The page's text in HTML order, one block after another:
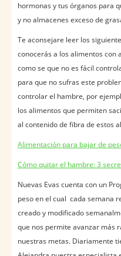
hormonas y tus órganos para
y no almacenes exceso de
Te aconsejare leer los
conocerás a los alimentos con
como se que no es fácil
para que no sufras este
controlar el hambre, por
los alimentos que permiten
al contenido de fibra de estos
Alimentación para bajar de
Cómo quitar el hambre: 3
Nuevas Evas cuenta con un
peso en el cual cada semana
creado y modificado
que nos permite avanzar más
nuestras metas. Diariamente